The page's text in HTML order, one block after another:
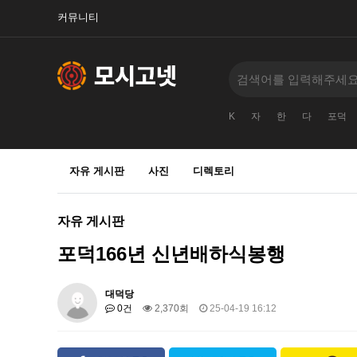
커뮤니티
K 자 한 다 포덕
자유 게시판 사진 디렉토리
자유 게시판
포덕166년 신년배하식봉행
대덕당
0건
2,370회 25-04-19 16:12